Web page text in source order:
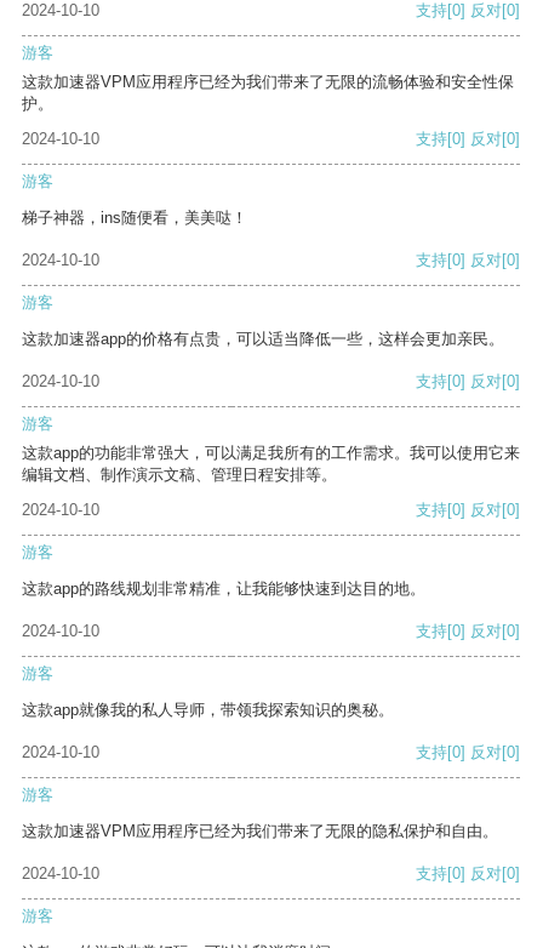
2024-10-10
支持[0] 反对[0]
游客
这款加速器VPM应用程序已经为我们带来了无限的流畅体验和安全性保
护。
2024-10-10
支持[0] 反对[0]
游客
梯子神器，ins随便看，美美哒！
2024-10-10 支持[0] 反对[0]
游客
这款加速器app的价格有点贵，可以适当降低一些，这样会更加亲民。
2024-10-10 支持[0] 反对[0]
游客
这款app的功能非常强大，可以满足我所有的工作需求。我可以使用它来
编辑文档、制作演示文稿、管理日程安排等。
2024-10-10
支持[0] 反对[0]
游客
这款app的路线规划非常精准，让我能够快速到达目的地。
2024-10-10 支持[0] 反对[0]
游客
这款app就像我的私人导师，带领我探索知识的奥秘。
2024-10-10 支持[0] 反对[0]
游客
这款加速器VPM应用程序已经为我们带来了无限的隐私保护和自由。
2024-10-10 支持[0] 反对[0]
游客